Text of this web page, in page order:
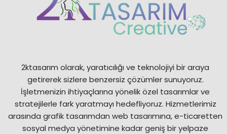
2ktasarım olarak, yaratıcılığı ve teknolojiyi bir araya
getirerek sizlere benzersiz çözümler sunuyoruz.
İşletmenizin ihtiyaçlarına yönelik özel tasarımlar ve
stratejilerle fark yaratmayı hedefliyoruz. Hizmetlerimiz
arasında grafik tasarımdan web tasarımına, e-ticaretten
sosyal medya yönetimine kadar geniş bir yelpaze